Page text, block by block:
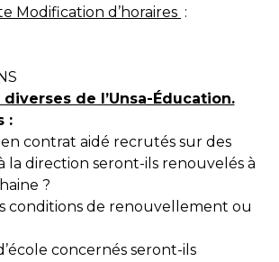
Modification d’horaires :
de l’Unsa-Éducation.
:
contrat aidé recrutés sur des
à la direction seront-ils renouvelés à
?
conditions de renouvellement ou
concernés seront-ils